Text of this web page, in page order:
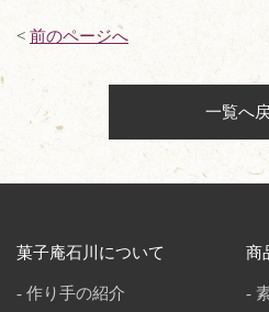
< 前のページへ
一覧へ
菓子庵石川について
作り手の紹介
商